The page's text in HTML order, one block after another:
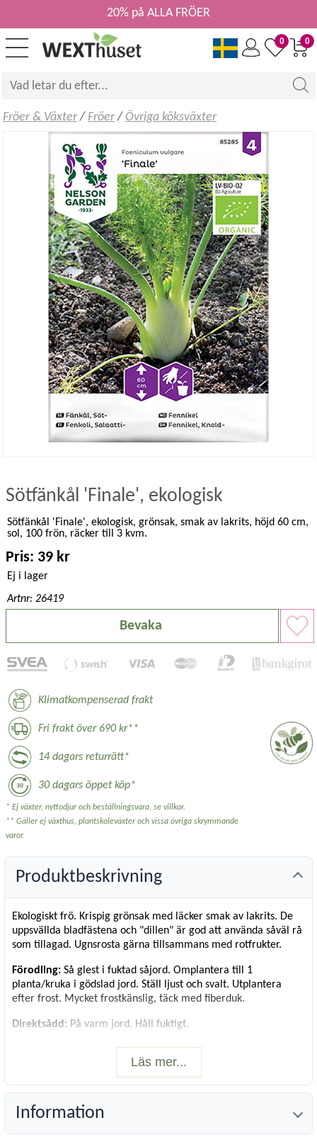
0
0
20% på ALLA FRÖER
Fröer & Växter/ Fröer/ Övriga köksväxter
Sötfänkål 'Finale', ekologisk
Sötfänkål 'Finale', ekologisk, grönsak, smak av lakrits, höjd 60 cm,
sol, 100 frön, räcker till 3 kvm.
Pris: 39 kr
Ej i lager
Artnr: 26419
Bevaka
Klimatkompenserad frakt
Fri frakt över 690 kr**
14 dagars returrätt*
30 dagars öppet köp*
* Ej växter, nyttodjur och beställningsvara, se villkor.
** Gäller ej växthus, plantskoleväxter och vissa övriga skrymmande
varor.
Produktbeskrivning
Ekologiskt frö. Krispig grönsak med läcker smak av lakrits. De
uppsvällda bladfästena och "dillen" är god att använda såväl rå
som tillagad. Ugnsrosta gärna tillsammans med rotfrukter.
Förodling: Så glest i fuktad såjord. Omplantera till 1
planta/kruka i gödslad jord. Ställ ljust och svalt. Utplantera
efter frost. Mycket frostkänslig, täck med fiberduk.
Direktsådd: På varm jord. Håll fuktigt.
Foeniculum vulgare
Plantavstånd, cm:15-20
Radavstånd, cm: 40
Höjd, cm: 60
Läge:Sol
Läs mer...
Information